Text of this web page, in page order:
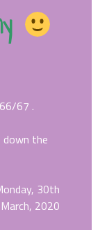
67 .
the
March, 2020